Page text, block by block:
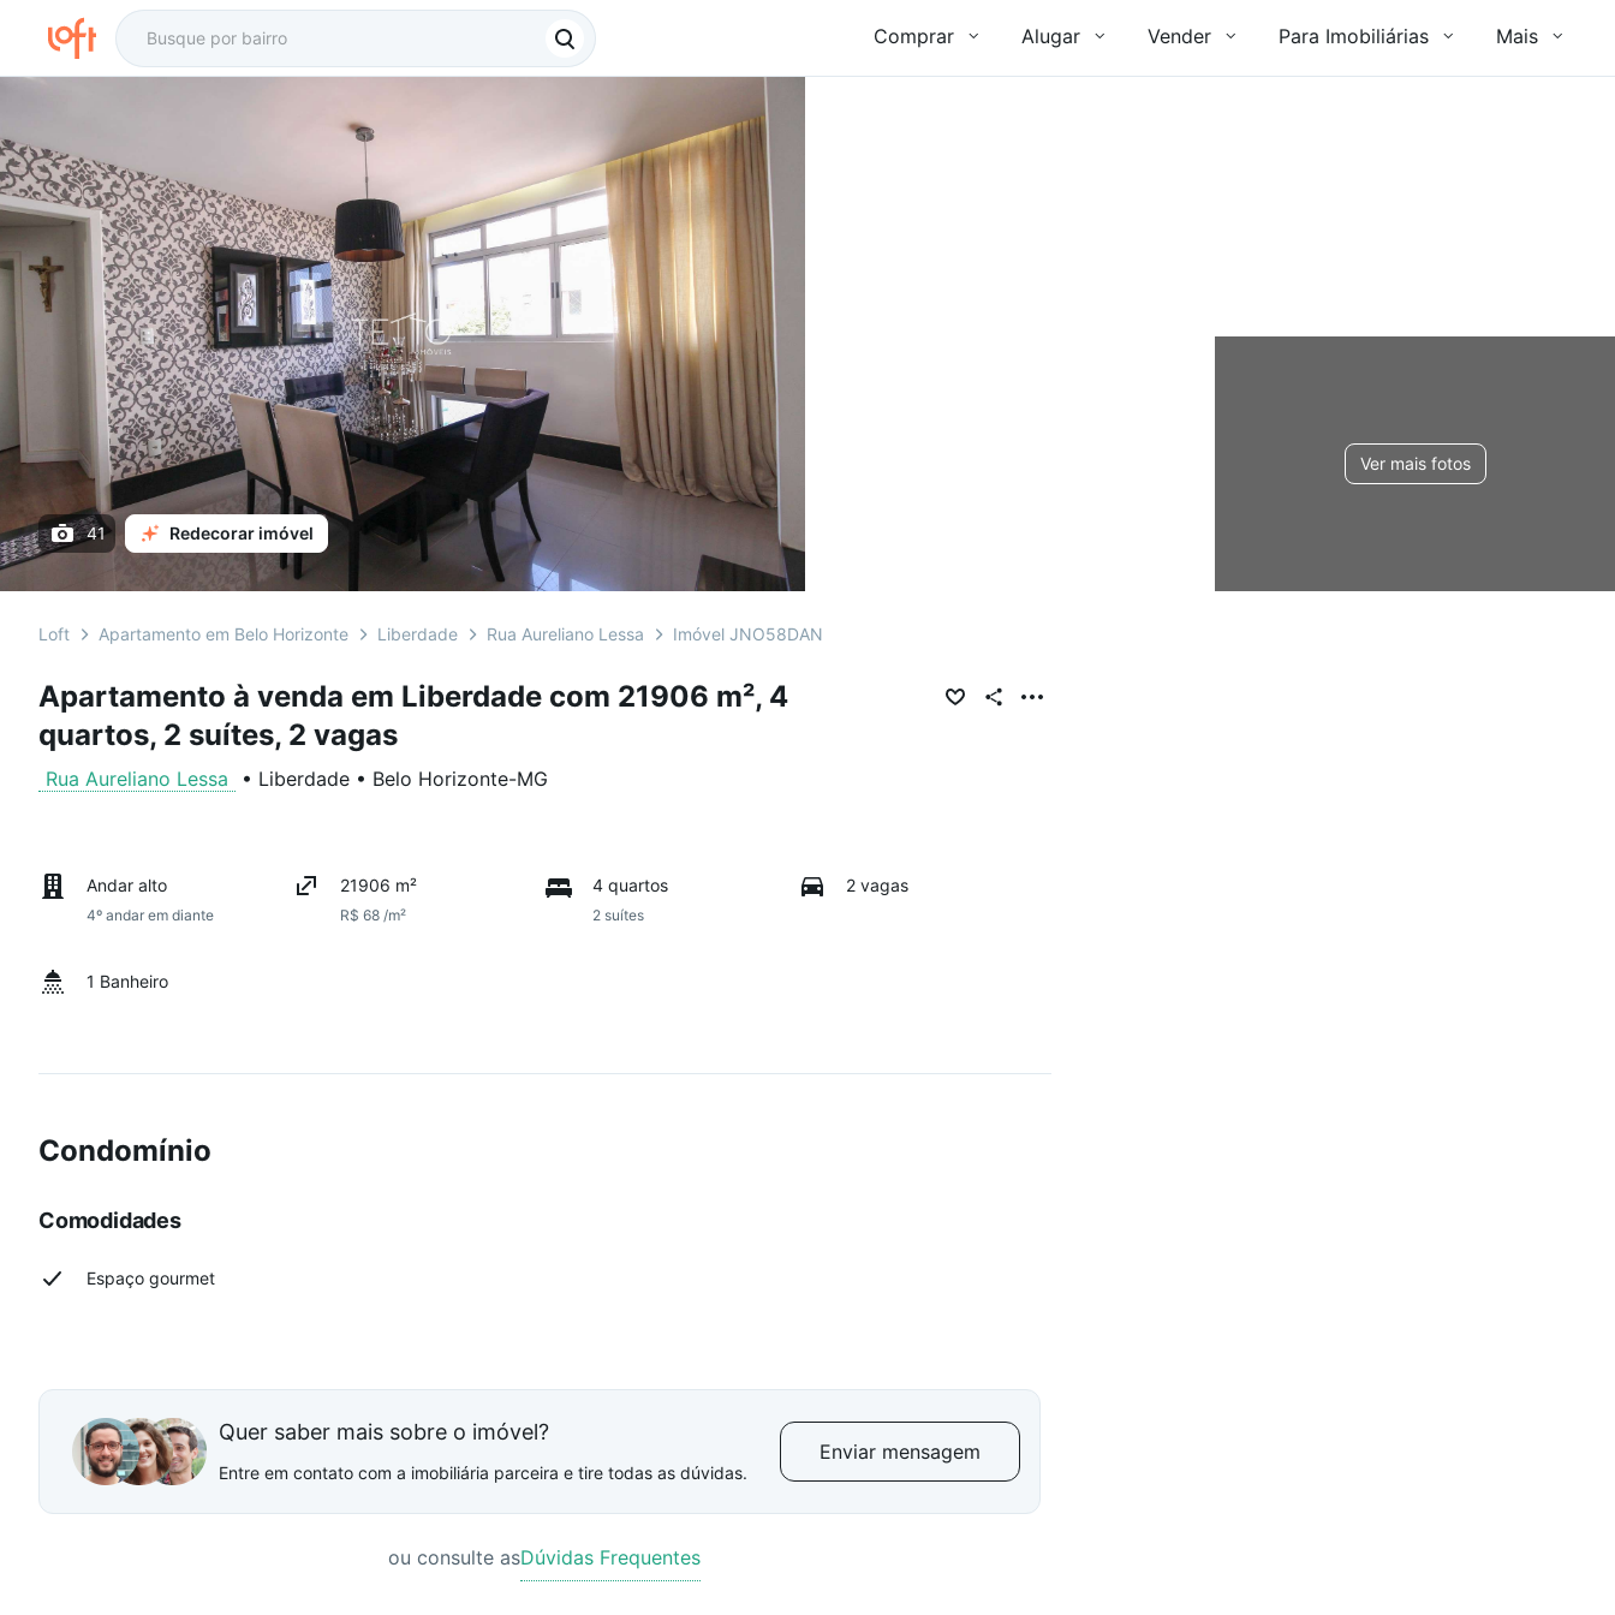
Comprar Alugar Vender Para Imobiliárias Mais
Ver mais fotos
41 Redecorar imóvel
Loft Apartamento em Belo Horizonte Liberdade Rua Aureliano Lessa Imóvel JNO58DAN
Apartamento à venda em Liberdade com 21906 m², 4
quartos, 2 suítes, 2 vagas
Rua Aureliano Lessa • Liberdade • Belo Horizonte-MG
Andar alto
4º andar em diante
21906 m²
R$ 68 /m²
4 quartos
2 suítes
2 vagas
1 Banheiro
Condomínio
Comodidades
Espaço gourmet
Quer saber mais sobre o imóvel?
Entre em contato com a imobiliária parceira e tire todas as dúvidas.
Enviar mensagem
ou consulte asDúvidas Frequentes